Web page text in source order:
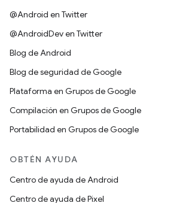
@Android en Twitter
@AndroidDev en Twitter
Blog de Android
Blog de seguridad de Google
Plataforma en Grupos de Google
Compilación en Grupos de Google
Portabilidad en Grupos de Google
OBTÉN AYUDA
Centro de ayuda de Android
Centro de ayuda de Pixel